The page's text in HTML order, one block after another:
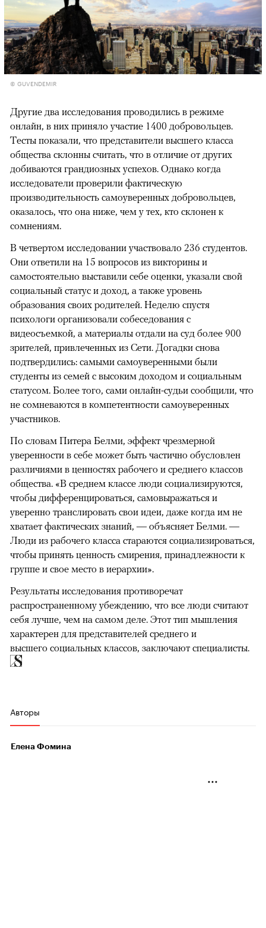
© GUVENDEMIR
Другие два исследования проводились в режиме
онлайн, в них приняло участие 1400 добровольцев.
Тесты показали, что представители высшего класса
общества склонны считать, что в отличие от других
добиваются грандиозных успехов. Однако когда
исследователи проверили фактическую
производительность самоуверенных добровольцев,
оказалось, что она ниже, чем у тех, кто склонен к
сомнениям.
В четвертом исследовании участвовало 236 студентов.
Они ответили на 15 вопросов из викторины и
самостоятельно выставили себе оценки, указали свой
социальный статус и доход, а также уровень
образования своих родителей. Неделю спустя
психологи организовали собеседования с
видеосъемкой, а материалы отдали на суд более 900
зрителей, привлеченных из Сети. Догадки снова
подтвердились: самыми самоуверенными были
студенты из семей с высоким доходом и социальным
статусом. Более того, сами онлайн-судьи сообщили, что
не сомневаются в компетентности самоуверенных
участников.
По словам Питера Белми, эффект чрезмерной
уверенности в себе может быть частично обусловлен
различиями в ценностях рабочего и среднего классов
общества. «В среднем классе люди социализируются,
чтобы дифференцироваться, самовыражаться и
уверенно транслировать свои идеи, даже когда им не
хватает фактических знаний, — объясняет Белми. —
Люди из рабочего класса стараются социализироваться,
чтобы принять ценность смирения, принадлежности к
группе и свое место в иерархии».
Результаты исследования противоречат
распространенному убеждению, что все люди считают
себя лучше, чем на самом деле. Этот тип мышления
характерен для представителей среднего и
высшего социальных классов, заключают специалисты.
Авторы
Елена Фомина